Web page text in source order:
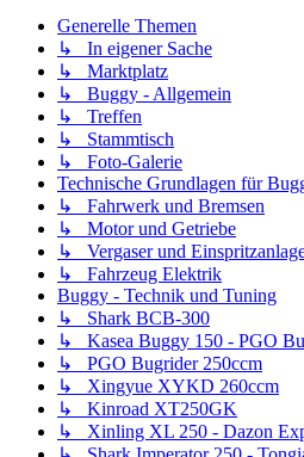
Generelle Themen
↳ In eigener Sache
↳ Marktplatz
↳ Buggy - Allgemein
↳ Treffen
↳ Stammtisch
↳ Foto-Galerie
Technische Grundlagen für
↳ Fahrwerk und Bremsen
↳ Motor und Getriebe
↳ Vergaser und
↳ Fahrzeug Elektrik
Buggy - Technik und Tuning
↳ Shark BCB-300
↳ Kasea Buggy 150 - PGO
↳ PGO Bugrider 250ccm
↳ Xingyue XYKD 260ccm
↳ Kinroad XT250GK
↳ Xinling XL 250 - Dazon